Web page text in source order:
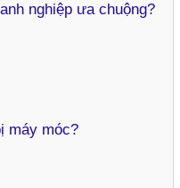
nghiệp ưa chuộng?
máy móc?